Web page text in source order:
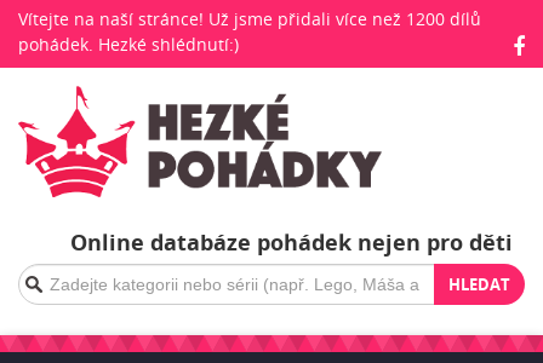
Vítejte na naší stránce! Už jsme přidali více než 1200 dílů
pohádek. Hezké shlédnutí:)
Online databáze pohádek nejen pro děti
HLEDAT